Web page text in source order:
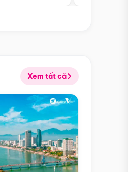
Xem tất cả